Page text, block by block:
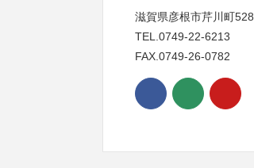
滋賀県彦根市芹川町528
TEL.0749-22-6213
FAX.0749-26-0782